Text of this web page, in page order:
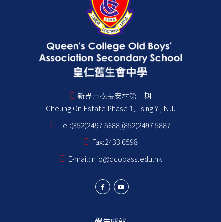
新界青衣長安村第一期
Cheung On Estate Phase 1, Tsing Yi, N.T.
Tel:(852)2497 5688,(852)2497 5887
Fax:2433 6598
E-mail:info@qcobass.edu.hk